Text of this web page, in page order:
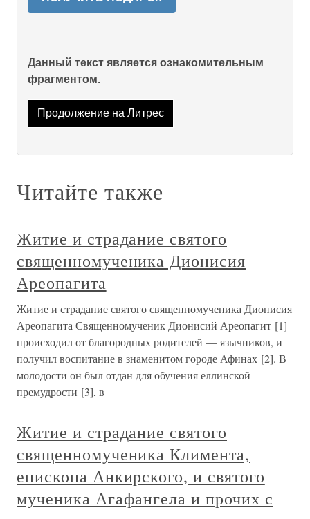
Данный текст является ознакомительным
фрагментом.
Продолжение на Литрес
Читайте также
Житие и страдание святого
священномученика Дионисия
Ареопагита
Житие и страдание святого священномученика Дионисия
Ареопагита Священномученик Дионисий Ареопагит [1]
происходил от благородных родителей — язычников, и
получил воспитание в знаменитом городе Афинах [2]. В
молодости он был отдан для обучения еллинской
премудрости [3], в
Житие и страдание святого
священномученика Климента,
епископа Анкирского, и святого
мученика Агафангела и прочих с